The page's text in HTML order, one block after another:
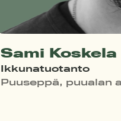
Sami Koskela
Ikkunatuotanto
Puuseppä, puualan